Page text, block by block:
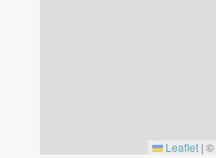
Leaflet | ©